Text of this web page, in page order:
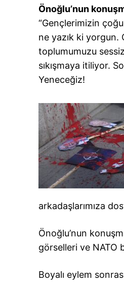
Önoğlu’nun
“Gençlerimizin
ne yazık ki
toplumumuzu
sıkışmaya itiliyor.
Yeneceğiz!
arkadaşlarımıza
Önoğlu’nun
görselleri ve NATO
Boyalı eylem